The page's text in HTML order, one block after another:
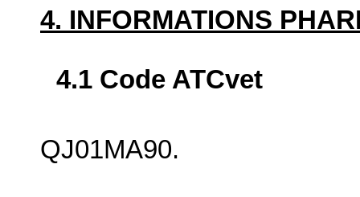
4. INFORMATIONS
4.1 Code ATCvet
QJ01MA90.